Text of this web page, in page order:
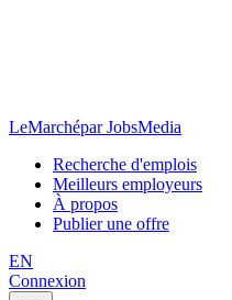
LeMarchépar JobsMedia
Recherche d'emplois
Meilleurs employeurs
À propos
Publier une offre
EN
Connexion